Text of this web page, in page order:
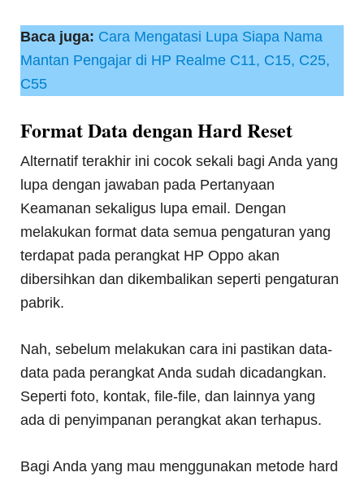
Baca juga: Cara Mengatasi Lupa Siapa Nama
Mantan Pengajar di HP Realme C11, C15, C25,
C55
Format Data dengan Hard Reset
Alternatif terakhir ini cocok sekali bagi Anda yang
lupa dengan jawaban pada Pertanyaan
Keamanan sekaligus lupa email. Dengan
melakukan format data semua pengaturan yang
terdapat pada perangkat HP Oppo akan
dibersihkan dan dikembalikan seperti pengaturan
pabrik.
Nah, sebelum melakukan cara ini pastikan data-
data pada perangkat Anda sudah dicadangkan.
Seperti foto, kontak, file-file, dan lainnya yang
ada di penyimpanan perangkat akan terhapus.
Bagi Anda yang mau menggunakan metode hard